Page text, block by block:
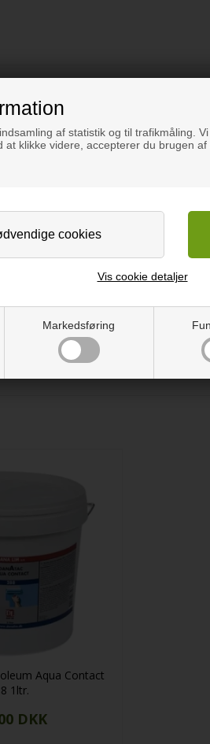
af statistik og til trafikmåling.
at klikke videre, accepterer du brugen af
Markedsføring
Vis cookie detaljer
nem at arbejde med og klar til
til massivt træ. Om du skal renovere
ud. Og derefter lim på den ønskede
Aqua Contact
1ltr.
DKK